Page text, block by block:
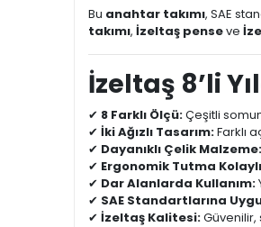
Bu anahtar takımı, SAE
takımı, İzeltaş penseve
İzeltaş 8’li
✔ 8 Farklı Ölçü:Çeşitli
✔ İki Ağızlı Tasarım:Farklı
✔ Dayanıklı Çelik Malzeme:
✔ Ergonomik Tutma
✔ Dar Alanlarda Kullanım:
✔ SAE Standartlarına
✔ İzeltaş Kalitesi:Güvenilir,